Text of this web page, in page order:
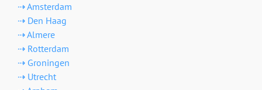
⇢ Amsterdam
⇢ Den Haag
⇢ Almere
⇢ Rotterdam
⇢ Groningen
⇢ Utrecht